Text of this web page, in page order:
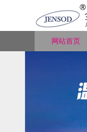
网站首页